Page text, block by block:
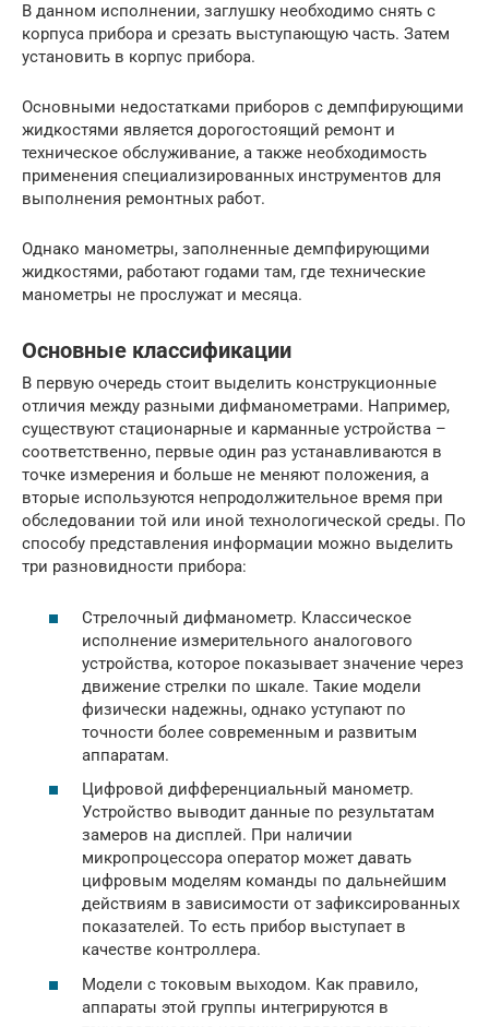
В данном исполнении, заглушку необходимо снять с
корпуса прибора и срезать выступающую часть. Затем
установить в корпус прибора.
Основными недостатками приборов с демпфирующими
жидкостями является дорогостоящий ремонт и
техническое обслуживание, а также необходимость
применения специализированных инструментов для
выполнения ремонтных работ.
Однако манометры, заполненные демпфирующими
жидкостями, работают годами там, где технические
манометры не прослужат и месяца.
Основные классификации
В первую очередь стоит выделить конструкционные
отличия между разными дифманометрами. Например,
существуют стационарные и карманные устройства –
соответственно, первые один раз устанавливаются в
точке измерения и больше не меняют положения, а
вторые используются непродолжительное время при
обследовании той или иной технологической среды. По
способу представления информации можно выделить
три разновидности прибора:
Стрелочный дифманометр. Классическое
исполнение измерительного аналогового
устройства, которое показывает значение через
движение стрелки по шкале. Такие модели
физически надежны, однако уступают по
точности более современным и развитым
аппаратам.
Цифровой дифференциальный манометр.
Устройство выводит данные по результатам
замеров на дисплей. При наличии
микропроцессора оператор может давать
цифровым моделям команды по дальнейшим
действиям в зависимости от зафиксированных
показателей. То есть прибор выступает в
качестве контроллера.
Модели с токовым выходом. Как правило,
аппараты этой группы интегрируются в